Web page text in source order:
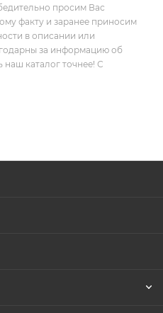
просим Вас
факту и заранее приносим
в описании или
за информацию об
каталог точнее! С